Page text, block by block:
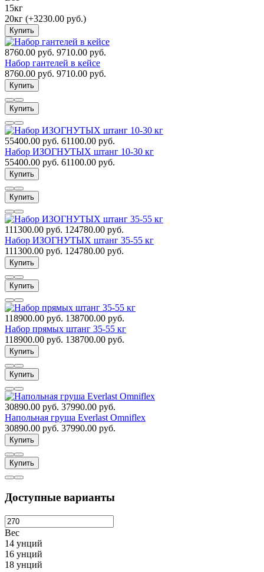
15кг
20кг (+3230.00 руб.)
Купить
8760.00 руб. 9710.00 руб.
Набор гантелей в кейсе
8760.00 руб. 9710.00 руб.
Купить
Купить
55400.00 руб. 61100.00 руб.
Набор ИЗОГНУТЫХ штанг 10-30 кг
55400.00 руб. 61100.00 руб.
Купить
Купить
111300.00 руб. 124780.00 руб.
Набор ИЗОГНУТЫХ штанг 35-55 кг
111300.00 руб. 124780.00 руб.
Купить
Купить
118900.00 руб. 138700.00 руб.
Набор прямых штанг 35-55 кг
118900.00 руб. 138700.00 руб.
Купить
Купить
30890.00 руб. 37990.00 руб.
Напольная груша Everlast Omniflex
30890.00 руб. 37990.00 руб.
Купить
Купить
Доступные варианты
Вес
14 унций
16 унций
18 унций